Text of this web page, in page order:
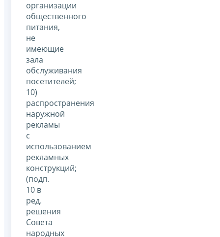
организации
общественного
питания,
не
имеющие
зала
обслуживания
посетителей;
10)
распространения
наружной
рекламы
с
использованием
рекламных
конструкций;
(подп.
10 в
ред.
решения
Совета
народных